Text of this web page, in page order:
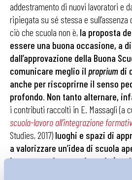
addestramento di nuovi lavoratori e
ripiegata su sé stessa e
ciò che scuola non è, la proposta
essere una buona occasione, a
dall’approvazione della Buona
comunicare meglio il proprium di
anche per riscoprirne il senso
profondo. Non tanto alternare,
i contributi raccolti in E. Massagli (a
scuola-lavoro all’integrazione
Studies, 2017) luoghi e spazi di
a valorizzare un’idea di scuola
innovare e rinnovarsi grazie
mondo del lavoro, riscoprendo